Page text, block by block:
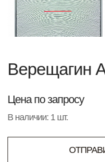
Верещагин
Цена по запросу
В наличии: 1 шт.